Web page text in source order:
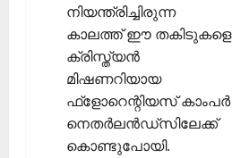
നിയന്ത്രിച്ചിരുന്ന
കാലത്ത് ഈ തകിടുകളെ
ക്രിസ്ത്യന്‍
മിഷണറിയായ
ഫ്‌ളോറെന്റിയസ് കാംപര്‍
നെതര്‍ലന്‍ഡ്‌സിലേക്ക്
കൊണ്ടുപോയി.